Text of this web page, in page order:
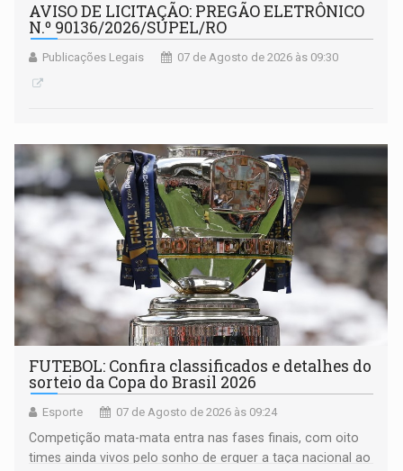
AVISO DE LICITAÇÃO: PREGÃO ELETRÔNICO
N.º 90136/2026/SUPEL/RO
Publicações Legais 07 de Agosto de 2026 às 09:30
FUTEBOL: Confira classificados e detalhes do
sorteio da Copa do Brasil 2026
Esporte 07 de Agosto de 2026 às 09:24
Competição mata-mata entra nas fases finais, com oito
times ainda vivos pelo sonho de erguer a taça nacional ao